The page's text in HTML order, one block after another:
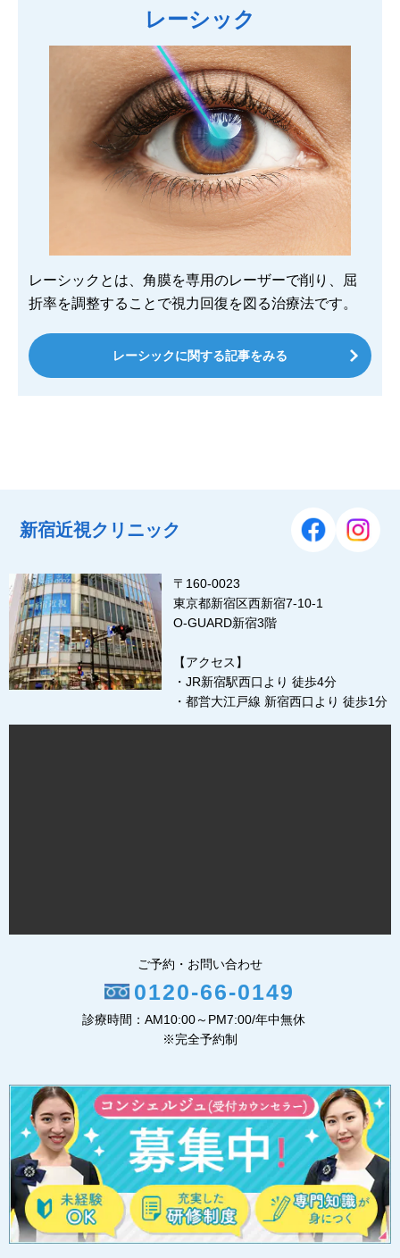
レーシック
レーシックとは、角膜を専用のレーザーで削り、屈
折率を調整することで視力回復を図る治療法です。
レーシックに関する記事をみる
新宿近視クリニック
〒160-0023
東京都新宿区西新宿7-10-1
O-GUARD新宿3階
【アクセス】
・JR新宿駅西口より 徒歩4分
・都営大江戸線 新宿西口より 徒歩1分
ご予約・お問い合わせ
0120-66-0149
診療時間：AM10:00～PM7:00/年中無休
※完全予約制